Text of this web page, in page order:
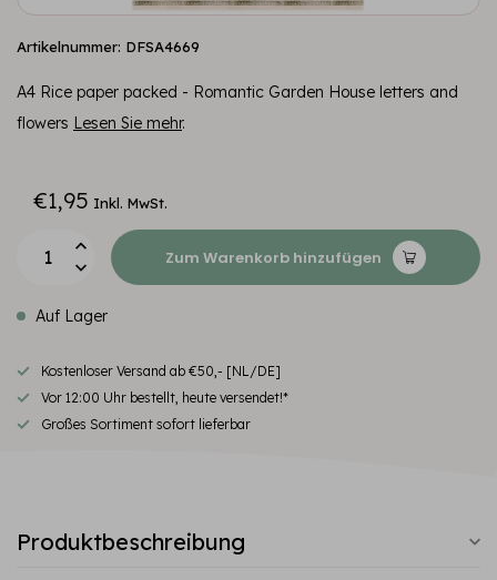
Artikelnummer: DFSA4669
A4 Rice paper packed - Romantic Garden House letters and
flowers Lesen Sie mehr.
€1,95 Inkl. MwSt.
Zum Warenkorb hinzufügen
Auf Lager
Kostenloser Versand ab €50,- [NL/DE]
Vor 12:00 Uhr bestellt, heute versendet!*
Großes Sortiment sofort lieferbar
Produktbeschreibung